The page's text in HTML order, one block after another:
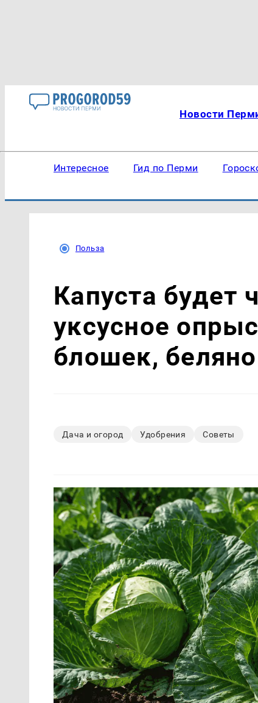
Новости
Интересное Гид по Перми
Польза
Капуста будет
уксусное
блошек,
Дача и огород Удобрения Советы